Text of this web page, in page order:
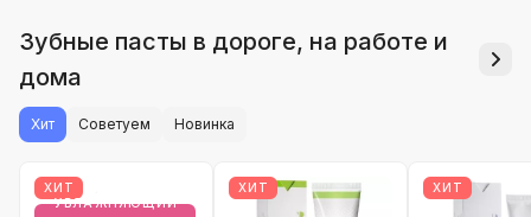
Зубные пасты в дороге, на работе и
дома
Хит Советуем Новинка
ХИТ
УВЛАЖНЯЮЩИЙ
ХИТ ХИТ